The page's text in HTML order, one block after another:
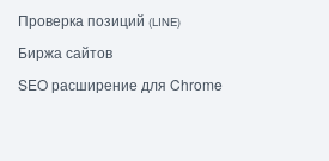
Проверка позиций (LINE)
Биржа сайтов
SEO расширение для Chrome